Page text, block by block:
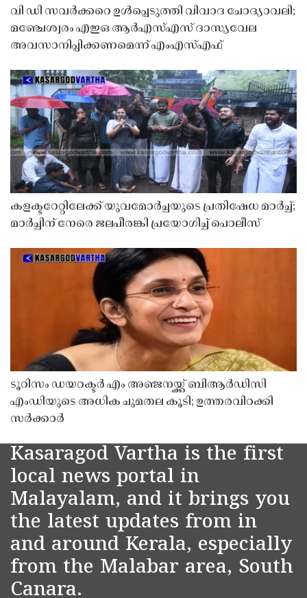
വി ഡി സവർക്കറെ ഉൾപ്പെടുത്തി വിവാദ ചോദ്യാവലി;
മഞ്ചേശ്വരം എഇഒ ആർഎസ്എസ് ദാസ്യവേല
അവസാനിപ്പിക്കണമെന്ന് എംഎസ്എഫ്
കളക്ടറേറ്റിലേക്ക് യുവമോർച്ചയുടെ പ്രതിഷേധ മാർച്ച്;
മാർച്ചിന് നേരെ ജലപീരങ്കി പ്രയോഗിച്ച് പൊലീസ്
ടൂറിസം ഡയറക്ടർ എം അഞ്ജനയ്ക്ക് ബിആർഡിസി
എംഡിയുടെ അധിക ചുമതല കൂടി; ഉത്തരവിറക്കി
സർക്കാർ
Kasaragod Vartha is the first
local news portal in
Malayalam, and it brings you
the latest updates from in
and around Kerala, especially
from the Malabar area, South
Canara.